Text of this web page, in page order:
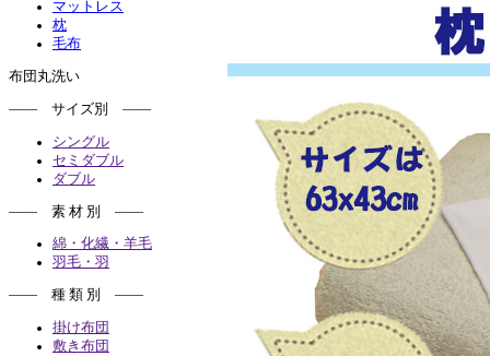
マットレス
枕
毛布
布団丸洗い
―― サイズ別 ――
シングル
セミダブル
ダブル
―― 素 材 別 ――
綿・化繊・羊毛
羽毛・羽
―― 種 類 別 ――
掛け布団
敷き布団